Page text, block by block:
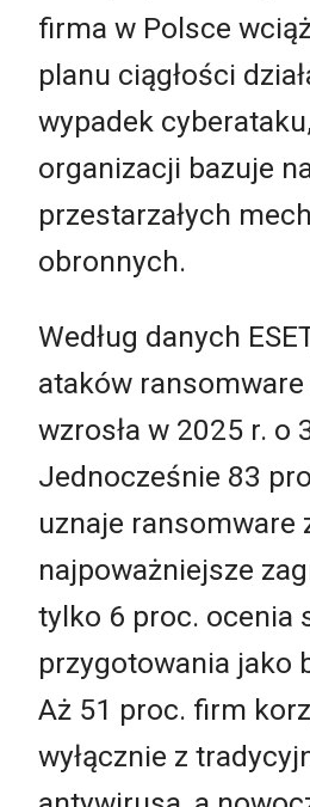
firma w Polsce
planu ciągłości
wypadek
organizacji bazuje
przestarzałych
obronnych.
Według danych
ataków
wzrosła w 2025 r. o
Jednocześnie 83
uznaje ransomware
najpoważniejsze
tylko 6 proc. ocenia
przygotowania jako
Aż 51 proc. firm
wyłącznie z